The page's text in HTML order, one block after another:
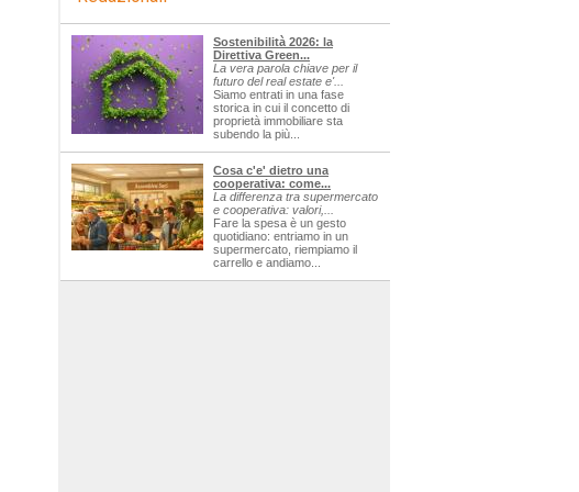
Sostenibilità 2026: la
Direttiva Green...
La vera parola chiave per il
futuro del real estate e'...
Siamo entrati in una fase
storica in cui il concetto di
proprietà immobiliare sta
subendo la più...
Cosa c'e' dietro una
cooperativa: come...
La differenza tra supermercato
e cooperativa: valori,...
Fare la spesa è un gesto
quotidiano: entriamo in un
supermercato, riempiamo il
carrello e andiamo...